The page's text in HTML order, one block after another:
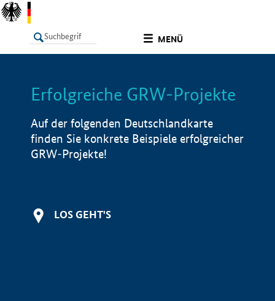
MENÜ
LISTE Info
Erfolgreiche GRW-Projekte
Auf der folgenden Deutschlandkarte
finden Sie konkrete Beispiele erfolgreicher
GRW-Projekte!
LOS GEHT'S